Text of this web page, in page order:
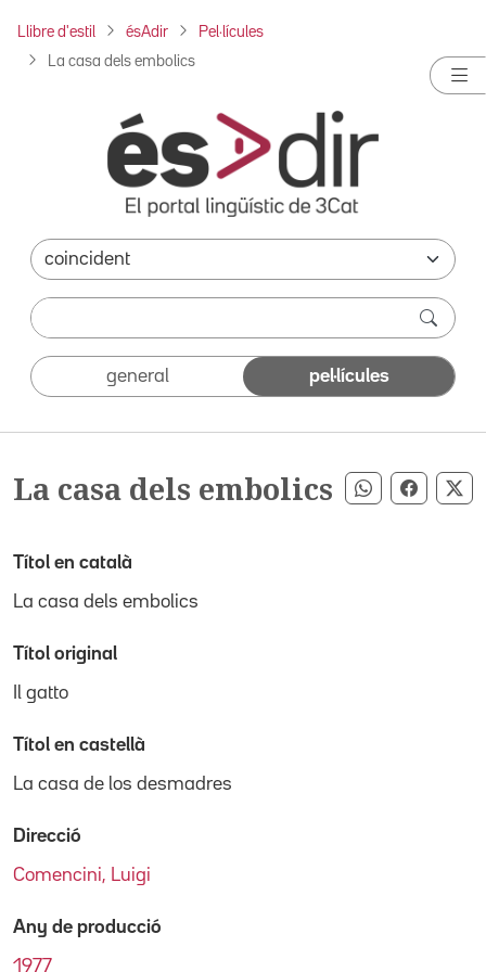
Llibre d'estil ésAdir Pel·lícules
La casa dels embolics
general pel·lícules
La casa dels embolics Compartir
Títol en català
La casa dels embolics
Títol original
Il gatto
Títol en castellà
La casa de los desmadres
Direcció
Comencini, Luigi
Any de producció
1977